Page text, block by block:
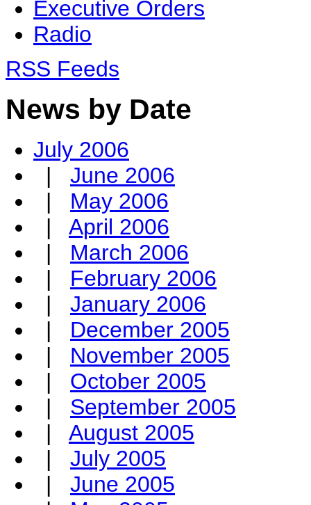
Executive Orders
Radio
RSS Feeds
News by Date
July 2006
| June 2006
| May 2006
| April 2006
| March 2006
| February 2006
| January 2006
| December 2005
| November 2005
| October 2005
| September 2005
| August 2005
| July 2005
| June 2005